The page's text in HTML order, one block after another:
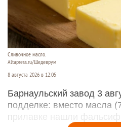
Сливочное масло.
Altapress.ru/Шедеврум
8 августа 2026 в 12:05
Барнаульский завод 3
подделке: вместо масла
прилавке нашли